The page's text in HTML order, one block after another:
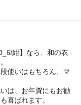
紺】なら、和の衣
使いはもちろん、マ
は、お年賀にもお勧
喜ばれます。